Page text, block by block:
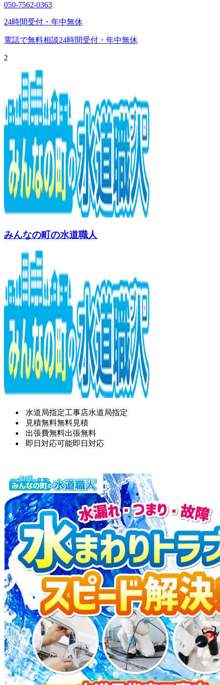
050-7562-0363
24時間受付・年中無休
電話で無料相談24時間受付・年中無休
2
みんなの町の水道職人
水道局指定工事店水道局指定
見積無料無料見積
出張費無料出張無料
即日対応可能即日対応